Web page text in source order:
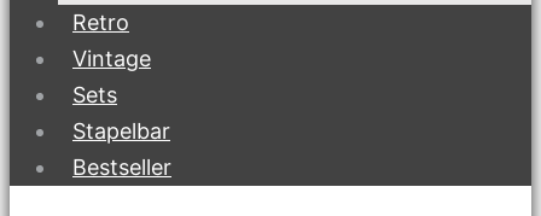
Retro
Vintage
Sets
Stapelbar
Bestseller